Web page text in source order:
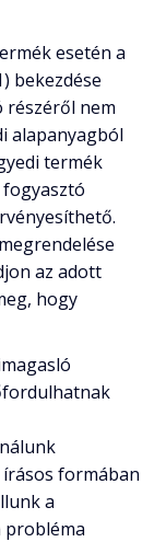
esetén a
bekezdése
részéről nem
alapanyagból
termék
az adott
hogy
formában
a
probléma